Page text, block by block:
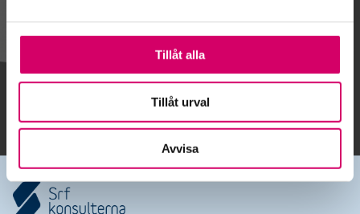
Tillåt alla
Tillåt urval
Avvisa
Gå till kalendariet
Lägg till i kalender